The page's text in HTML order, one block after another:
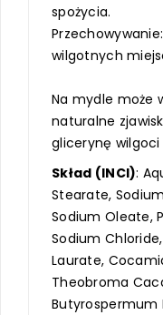
spożycia.
wilgotnych
Na mydle może
naturalne
glicerynę wilgoci
Skład (INCI):
Stearate,
Sodium Oleate,
Sodium
Laurate,
Theobroma
Butyrospermum